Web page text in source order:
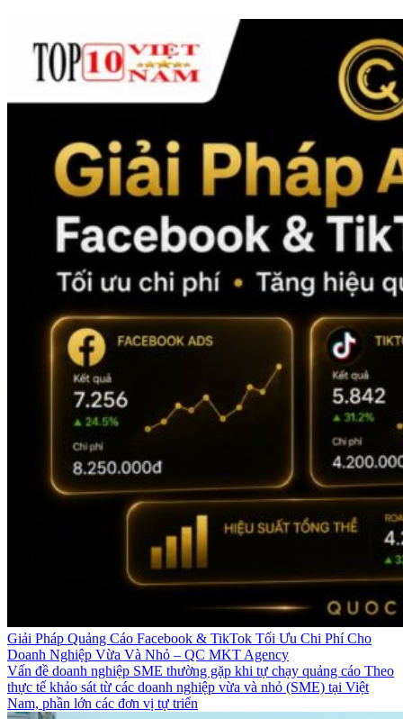
Giải Pháp Quảng Cáo Facebook & TikTok Tối Ưu Chi Phí Cho
Doanh Nghiệp Vừa Và Nhỏ – QC MKT Agency
Vấn đề doanh nghiệp SME thường gặp khi tự chạy quảng cáo Theo
thực tế khảo sát từ các doanh nghiệp vừa và nhỏ (SME) tại Việt
Nam, phần lớn các đơn vị tự triển